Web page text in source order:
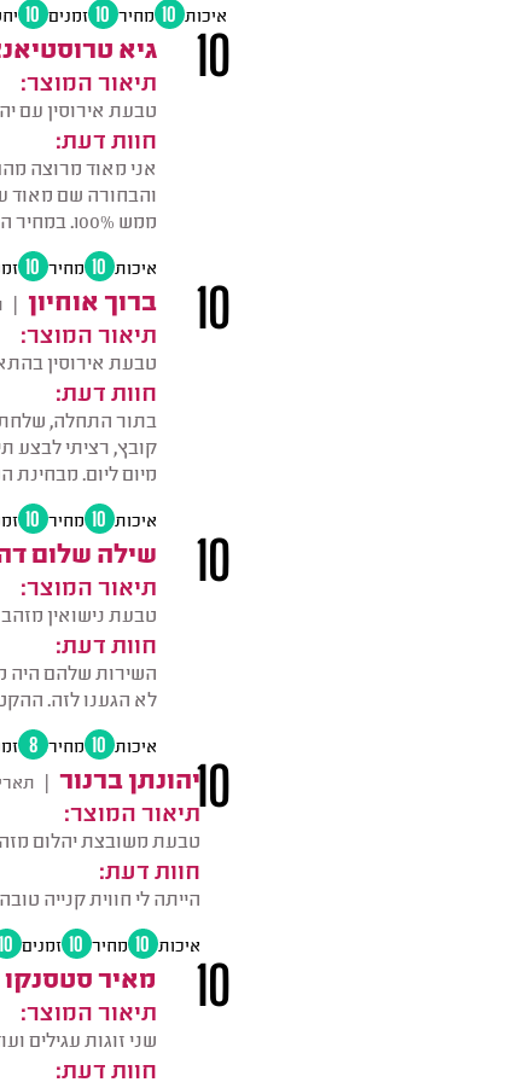
איכות 10 מחיר 10 זמנים 10
גיא
תיאור המוצר:
טבעת אירוסין עם
חוות דעת:
אני מאוד מרוצה
והבחורה שם מאוד
ממש 100%. במחיר הם גם התגמשו איתי. אני יודע שכשיהיה צורך אחזור לשם. אין לי מילה רעה להגיד עליהם.
10
איכות 10 מחיר 10
ברוך אוחיון |
תיאור המוצר:
טבעת אירוסין
חוות דעת:
בתור התחלה,
קובץ, רציתי לבצע
מיום ליום. מבחינת
10
איכות 10 מחיר 10
שילה שלום
תיאור המוצר:
טבעת נישואין
חוות דעת:
השירות שלהם היה
לא הגענו לזה.
10
איכות 10 מחיר 8
יהונתן ברנור |
תיאור המוצר:
טבעת משובצת יהלום
חוות דעת:
הייתה לי חווית קנייה
10
איכות 10 מחיר 10 זמנים 10
מאיר סטסנקו
תיאור המוצר:
שני זוגות עגילים
חוות דעת:
10